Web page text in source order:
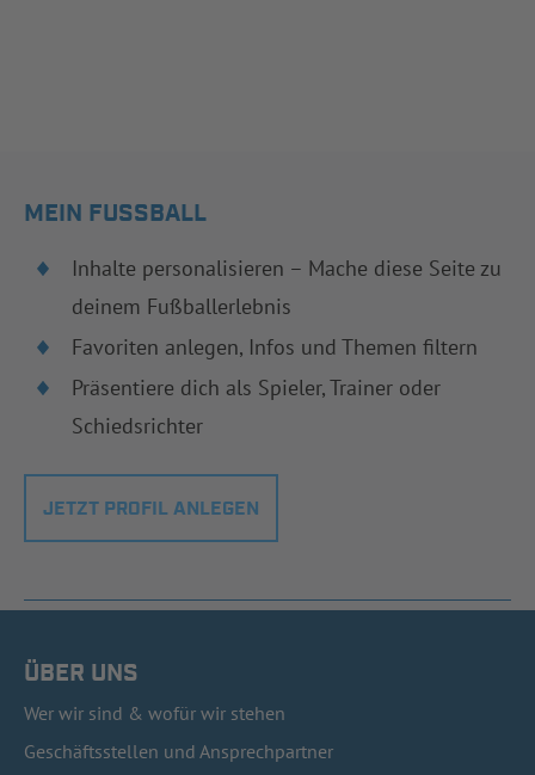
MEIN FUSSBALL
Inhalte personalisieren – Mache diese Seite zu
deinem Fußballerlebnis
Favoriten anlegen, Infos und Themen filtern
Präsentiere dich als Spieler, Trainer oder
Schiedsrichter
JETZT PROFIL ANLEGEN
ÜBER UNS
Wer wir sind & wofür wir stehen
Geschäftsstellen und Ansprechpartner